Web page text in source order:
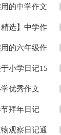
集合五篇
用的中学作文
篇
精选】中学作
字汇总8篇
用的六年级作
字锦集6篇
于小学日记15
优秀作文
拜年日记
观察日记通